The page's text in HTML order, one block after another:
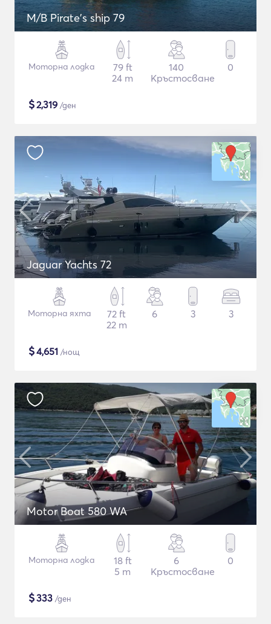
M/B Pirate's ship 79
Моторна лодка
79 ft
24 m
140
Кръстосване
0
$2,319 /ден
Jaguar Yachts 72
Моторна яхта
72 ft
22 m
6 3 3
$4,651 /нощ
Motor Boat 580 WA
Моторна лодка
18 ft
5 m
6
Кръстосване
0
$333 /ден